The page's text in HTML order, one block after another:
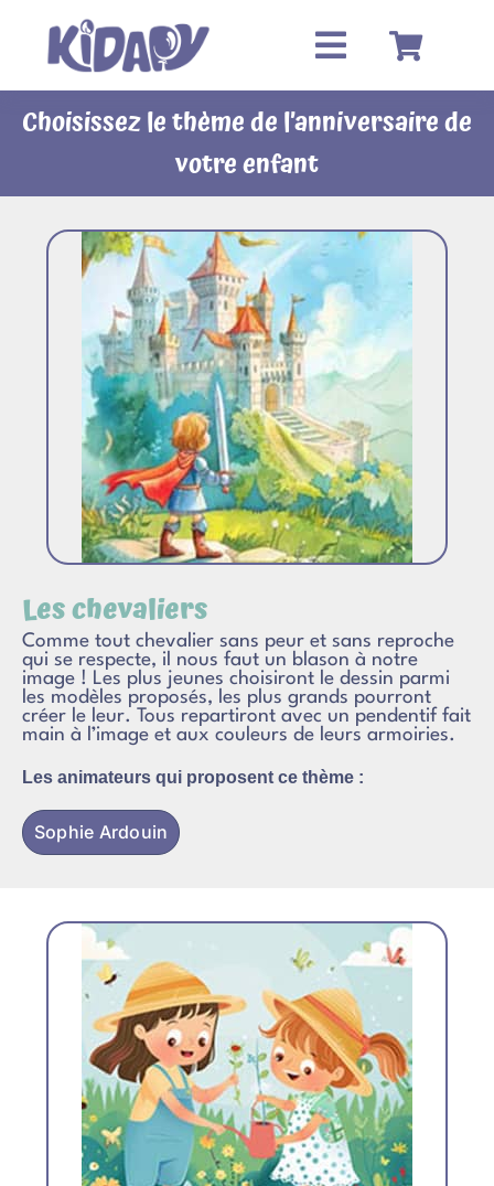
contenu
Choisissez le thème de l’anniversaire de
votre enfant
Les chevaliers
Comme tout chevalier sans peur et sans reproche
qui se respecte, il nous faut un blason à notre
image ! Les plus jeunes choisiront le dessin parmi
les modèles proposés, les plus grands pourront
créer le leur. Tous repartiront avec un pendentif fait
main à l’image et aux couleurs de leurs armoiries.
Les animateurs qui proposent ce thème :
Sophie Ardouin